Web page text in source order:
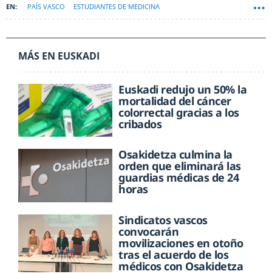
PAÍS VASCO ESTUDIANTES DE MEDICINA
MÁS EN EUSKADI
Euskadi redujo un 50% la
mortalidad del cáncer
colorrectal gracias a los
cribados
Osakidetza culmina la
orden que eliminará las
guardias médicas de 24
horas
Sindicatos vascos
convocarán
movilizaciones en otoño
tras el acuerdo de los
médicos con Osakidetza